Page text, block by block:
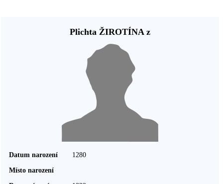
Plichta ŽIROTÍNA z
Datum narození
1280
Místo narození